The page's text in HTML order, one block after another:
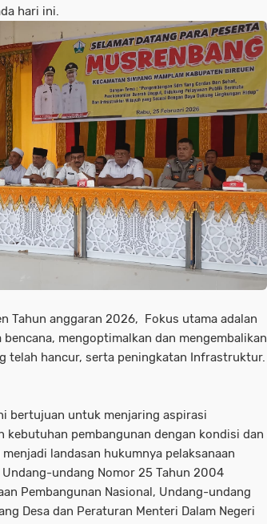
hari ini.
Tahun anggaran 2026, Fokus utama adalan
mengoptimalkan dan mengembalikan
telah hancur, serta peningkatan Infrastruktur.
bertujuan untuk menjaring aspirasi
kebutuhan pembangunan dengan kondisi dan
landasan hukumnya pelaksanaan
undang Nomor 25 Tahun 2004
Pembangunan Nasional, Undang-undang
Desa dan Peraturan Menteri Dalam Negeri